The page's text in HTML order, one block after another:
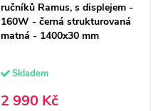
ručníků Ramus, s displejem -
160W - černá strukturovaná
matná - 1400x30 mm
Skladem
2 990 Kč